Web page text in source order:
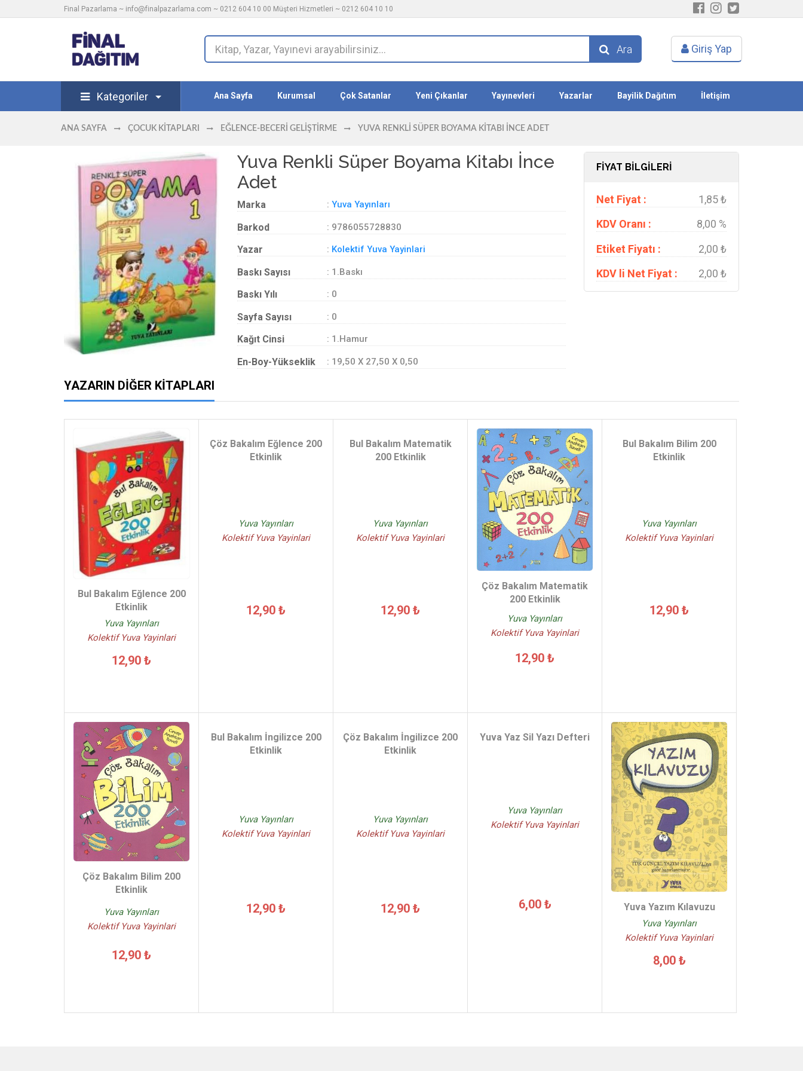
Final Pazarlama ~ info@finalpazarlama.com ~ 0212 604 10 00 Müşteri Hizmetleri ~ 0212 604 10 10
Ara Giriş Yap
Kategoriler Ana Sayfa Kurumsal Çok Satanlar Yeni Çıkanlar Yayınevleri Yazarlar Bayilik Dağıtım İletişim
ANA SAYFA ÇOCUK KITAPLARI EĞLENCE-BECERI GELIŞTIRME YUVA RENKLI SÜPER BOYAMA KITABI İNCE ADET
Yuva Renkli Süper Boyama Kitabı İnce
Adet
Marka : Yuva Yayınları
Barkod : 9786055728830
Yazar : Kolektif Yuva Yayinlari
Baskı Sayısı : 1.Baskı
Baskı Yılı : 0
Sayfa Sayısı : 0
Kağıt Cinsi : 1.Hamur
En-Boy-Yükseklik : 19,50 X 27,50 X 0,50
FİYAT BİLGİLERİ
Net Fiyat :
1,85 ₺
KDV Oranı :
8,00 %
Etiket Fiyatı :
2,00 ₺
KDV li Net Fiyat :
2,00 ₺
YAZARIN DIĞER KITAPLARI
Bul Bakalım Eğlence 200
Etkinlik
Yuva Yayınları
Kolektif Yuva Yayinlari
12,90 ₺
Çöz Bakalım Eğlence 200
Etkinlik
Yuva Yayınları
Kolektif Yuva Yayinlari
12,90 ₺
Bul Bakalım Matematik
200 Etkinlik
Yuva Yayınları
Kolektif Yuva Yayinlari
12,90 ₺
Çöz Bakalım Matematik
200 Etkinlik
Yuva Yayınları
Kolektif Yuva Yayinlari
12,90 ₺
Bul Bakalım Bilim 200
Etkinlik
Yuva Yayınları
Kolektif Yuva Yayinlari
12,90 ₺
Çöz Bakalım Bilim 200
Etkinlik
Yuva Yayınları
Kolektif Yuva Yayinlari
12,90 ₺
Bul Bakalım İngilizce 200
Etkinlik
Yuva Yayınları
Kolektif Yuva Yayinlari
12,90 ₺
Çöz Bakalım İngilizce 200
Etkinlik
Yuva Yayınları
Kolektif Yuva Yayinlari
12,90 ₺
Yuva Yaz Sil Yazı Defteri
Yuva Yayınları
Kolektif Yuva Yayinlari
6,00 ₺ Yuva Yazım Kılavuzu
Yuva Yayınları
Kolektif Yuva Yayinlari
8,00 ₺